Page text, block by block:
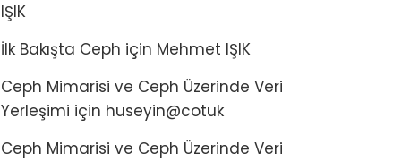
IŞIK
İlk Bakışta Ceph için Mehmet IŞIK
Ceph Mimarisi ve Ceph Üzerinde Veri
Yerleşimi için huseyin@cotuk
Ceph Mimarisi ve Ceph Üzerinde Veri